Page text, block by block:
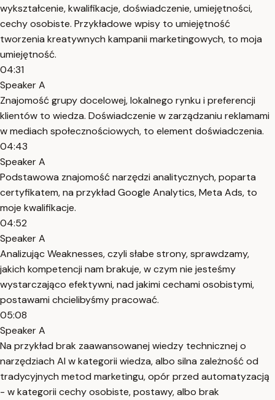
wykształcenie, kwalifikacje, doświadczenie, umiejętności,
cechy osobiste. Przykładowe wpisy to umiejętność
tworzenia kreatywnych kampanii marketingowych, to moja
umiejętność.
04:31
Speaker A
Znajomość grupy docelowej, lokalnego rynku i preferencji
klientów to wiedza. Doświadczenie w zarządzaniu reklamami
w mediach społecznościowych, to element doświadczenia.
04:43
Speaker A
Podstawowa znajomość narzędzi analitycznych, poparta
certyfikatem, na przykład Google Analytics, Meta Ads, to
moje kwalifikacje.
04:52
Speaker A
Analizując Weaknesses, czyli słabe strony, sprawdzamy,
jakich kompetencji nam brakuje, w czym nie jesteśmy
wystarczająco efektywni, nad jakimi cechami osobistymi,
postawami chcielibyśmy pracować.
05:08
Speaker A
Na przykład brak zaawansowanej wiedzy technicznej o
narzędziach AI w kategorii wiedza, albo silna zależność od
tradycyjnych metod marketingu, opór przed automatyzacją
- w kategorii cechy osobiste, postawy, albo brak